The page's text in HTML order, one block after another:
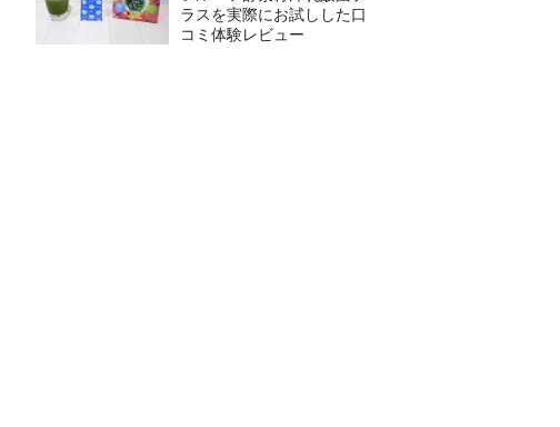
ラスを実際にお試しした口
コミ体験レビュー